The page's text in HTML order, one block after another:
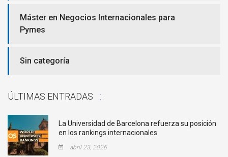
Máster en Negocios Internacionales para
Pymes
Sin categoría
ÚLTIMAS ENTRADAS
La Universidad de Barcelona refuerza su posición
en los rankings internacionales
abril 23, 2026